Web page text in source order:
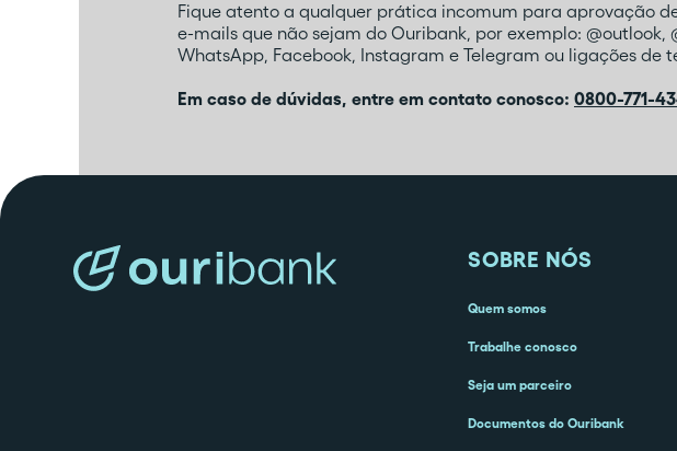
Fique atento a qualquer prática incomum para aprovação
e-mails que não sejam do Ouribank, por exemplo:
WhatsApp, Facebook, Instagram e Telegram ou ligações de
Em caso de dúvidas, entre em contato conosco: 0800-771-
SOBRE NÓS
Quem somos
Trabalhe conosco
Seja um parceiro
Documentos do Ouribank